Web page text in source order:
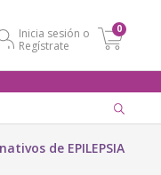
Inicia sesión o
Regístrate
0
de EPILEPSIA